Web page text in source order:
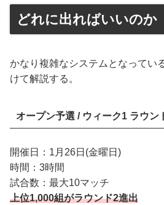
どれに出ればいいのか
かなり複雑なシステムとなってい
けて解説する。
オープン予選 / ウィーク1 ラウン
開催日：1月26日(金曜日)
時間：3時間
試合数：最大10マッチ
上位1,000組がラウンド2進出